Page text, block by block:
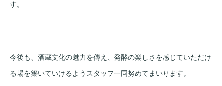
す。
今後も、酒蔵文化の魅力を傳え、発酵の楽しさを感じていただけ
る場を築いていけるようスタッフ一同努めてまいります。